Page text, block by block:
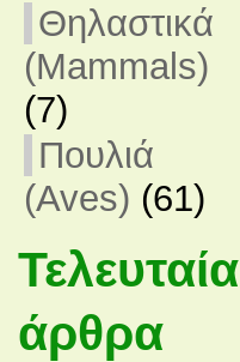
Θηλαστικά
(Mammals)
(7)
Πουλιά
(Aves) (61)
Τελευταία
άρθρα